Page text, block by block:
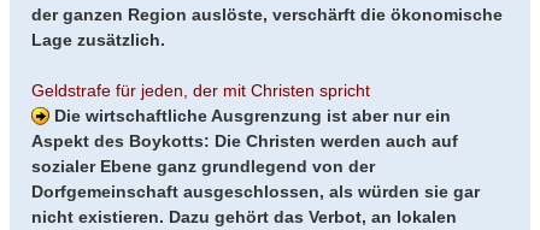
der ganzen Region auslöste, verschärft die ökonomische
Lage zusätzlich.
Geldstrafe für jeden, der mit Christen spricht
Die wirtschaftliche Ausgrenzung ist aber nur ein
Aspekt des Boykotts: Die Christen werden auch auf
sozialer Ebene ganz grundlegend von der
Dorfgemeinschaft ausgeschlossen, als würden sie gar
nicht existieren. Dazu gehört das Verbot, an lokalen